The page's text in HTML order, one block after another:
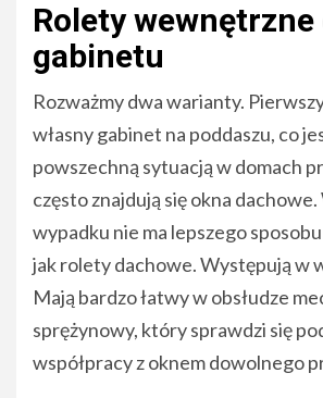
Rolety wewnętrzne
gabinetu
Rozważmy dwa warianty.
własny gabinet na poddaszu, co
powszechną sytuacją w domach
często znajdują się okna
wypadku nie ma lepszego sposobu
jak rolety dachowe. Występują w
Mają bardzo łatwy w obsłudze
sprężynowy, który sprawdzi się
współpracy z oknem dowolnego